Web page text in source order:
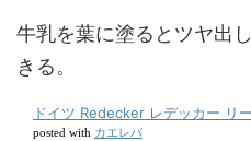
牛乳を葉に塗るとツヤ出
きる。
ドイツ Redecker レデッカー リ
posted with カエレバ